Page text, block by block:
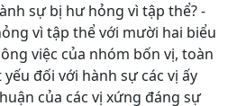
sự bị hư hỏng vì tập thể? -
vì tập thể với mười hai biểu
việc của nhóm bốn vị, toàn
đối với hành sự các vị ấy
của các vị xứng đáng sự